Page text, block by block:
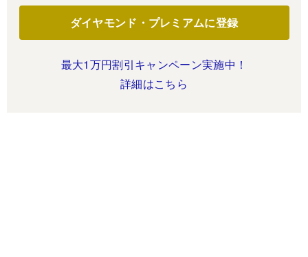
ダイヤモンド・プレミアムに登録
最大1万円割引キャンペーン実施中！
詳細はこちら